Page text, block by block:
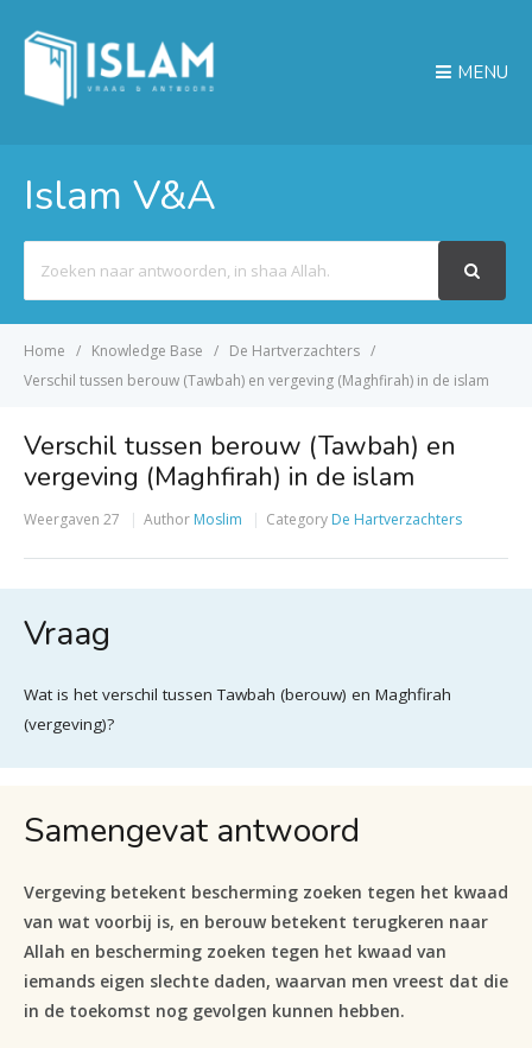
MENU
Islam V&A
For
Home Knowledge Base
De Hartverzachters
Verschil tussen berouw (Tawbah) en vergeving (Maghfirah) in de islam
Verschil tussen berouw (Tawbah) en
vergeving (Maghfirah) in de islam
Weergaven 27 Author Moslim Category De Hartverzachters
Vraag
Wat is het verschil tussen Tawbah (berouw) en Maghfirah
(vergeving)?
Samengevat antwoord
Vergeving betekent bescherming zoeken tegen het kwaad
van wat voorbij is, en berouw betekent terugkeren naar
Allah en bescherming zoeken tegen het kwaad van
iemands eigen slechte daden, waarvan men vreest dat die
in de toekomst nog gevolgen kunnen hebben.